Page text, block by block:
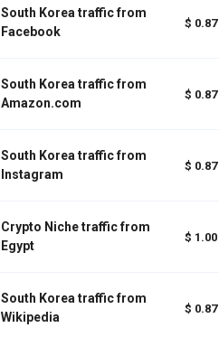
South Korea traffic from
Facebook
$ 0.87
South Korea traffic from
Amazon.com
$ 0.87
South Korea traffic from
Instagram
$ 0.87
Crypto Niche traffic from
Egypt
$ 1.00
South Korea traffic from
Wikipedia
$ 0.87